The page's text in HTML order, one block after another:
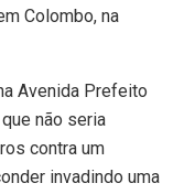
Colombo, na
Avenida Prefeito
não seria
contra um
invadindo uma